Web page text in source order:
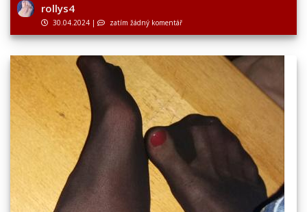
rollys4
30.04.2024 | zatím žádný komentář